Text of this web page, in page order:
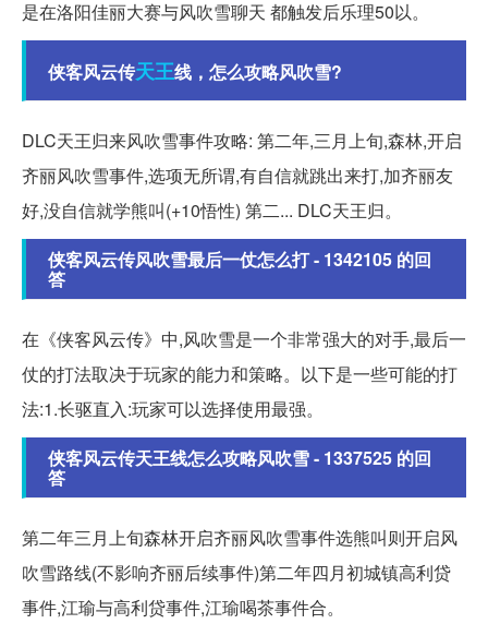
是在洛阳佳丽大赛与风吹雪聊天 都触发后乐理50以。
侠客风云传天王线，怎么攻略风吹雪?
DLC天王归来风吹雪事件攻略: 第二年,三月上旬,森林,开启
齐丽风吹雪事件,选项无所谓,有自信就跳出来打,加齐丽友
好,没自信就学熊叫(+10悟性) 第二... DLC天王归。
侠客风云传风吹雪最后一仗怎么打 - 1342105 的回
答
在《侠客风云传》中,风吹雪是一个非常强大的对手,最后一
仗的打法取决于玩家的能力和策略。以下是一些可能的打
法:1.长驱直入:玩家可以选择使用最强。
侠客风云传天王线怎么攻略风吹雪 - 1337525 的回
答
第二年三月上旬森林开启齐丽风吹雪事件选熊叫则开启风
吹雪路线(不影响齐丽后续事件)第二年四月初城镇高利贷
事件,江瑜与高利贷事件,江瑜喝茶事件合。